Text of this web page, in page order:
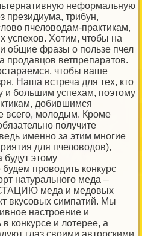
неформальную
президиума, трибун,
пчеловодам-практикам,
успехов. Хотим, чтобы на
общие фразы о пользе пчел
продавцов ветпрепаратов.
чтобы ваше
Наша встреча для тех, кто
и большим успехам, поэтому
добившимся
всего, молодым. Кроме
получите
именно за этим многие
для пчеловодов),
будут этому
проводить конкурс
натурального меда –
меда и медовых
вкусовых симпатий. Мы
настроение и
конкурсе и лотерее, а
глаз своими авторскими